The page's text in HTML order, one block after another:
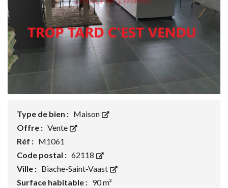
Type de bien : Maison
Offre : Vente
Réf : M1061
Code postal : 62118
Ville : Biache-Saint-Vaast
Surface habitable : 90 m²